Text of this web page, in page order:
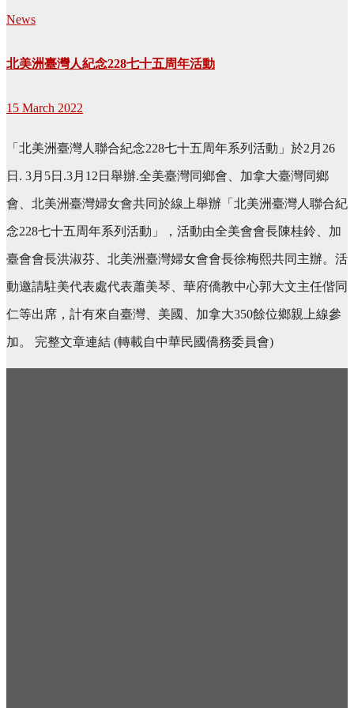
News
北美洲臺灣人紀念228七十五周年活動
15 March 2022
「北美洲臺灣人聯合紀念228七十五周年系列活動」於2月26
日. 3月5日.3月12日舉辦.全美臺灣同鄉會、加拿大臺灣同鄉
會、北美洲臺灣婦女會共同於線上舉辦「北美洲臺灣人聯合紀
念228七十五周年系列活動」，活動由全美會會長陳桂鈴、加
臺會會長洪淑芬、北美洲臺灣婦女會會長徐梅熙共同主辦。活
動邀請駐美代表處代表蕭美琴、華府僑教中心郭大文主任偕同
仁等出席，計有來自臺灣、美國、加拿大350餘位鄉親上線參
加。 完整文章連結 (轉載自中華民國僑務委員會)